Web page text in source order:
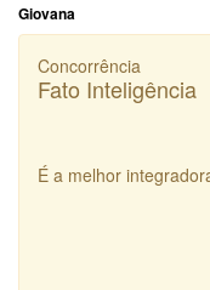
Giovana
Concorrência
Fato Inteligência
É a melhor